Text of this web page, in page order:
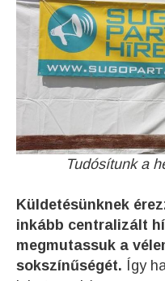
Tudósítunk a
Küldetésünknek
inkább centralizált
megmutassuk a
sokszínűségét. Így